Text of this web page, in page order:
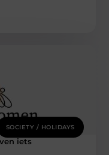
SOCIETY / HOLIDAYS
iets